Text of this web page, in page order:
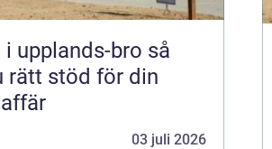
upplands-bro så
rätt stöd för din
03 juli 2026